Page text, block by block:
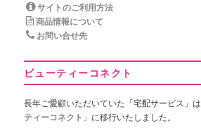
サイトのご利用方法
商品情報について
お問い合せ先
ビューティーコネクト
長年ご愛顧いただいていた「宅配サービス」
ティーコネクト 」に移行いたしました。